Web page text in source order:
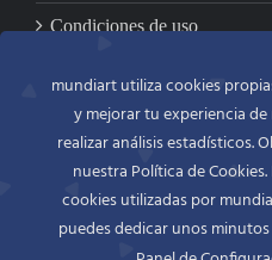
Condiciones de uso
CONTACTO
MUNDIART
Miniaturas en metal, S.L.
C/. Bailén, 54 bajo
46100 BURJASSOT
mundiart utiliza cookies
y mejorar tu experiencia
realizar análisis estadísticos.
nuestra Política de
cookies utilizadas por
puedes dedicar unos